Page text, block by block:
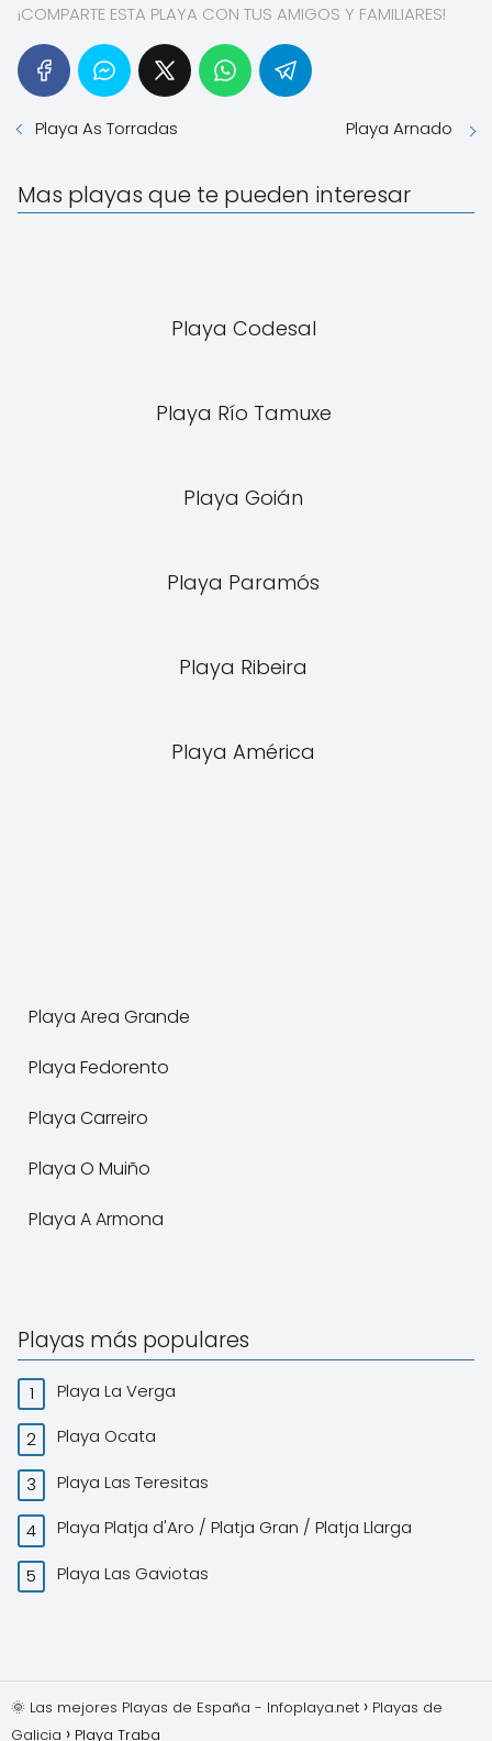
¡COMPARTE ESTA PLAYA CON TUS AMIGOS Y FAMILIARES!
Playa As Torradas Playa Arnado
Mas playas que te pueden interesar
Playa Codesal
Playa Río Tamuxe
Playa Goián
Playa Paramós
Playa Ribeira
Playa América
Playa Area Grande
Playa Fedorento
Playa Carreiro
Playa O Muiño
Playa A Armona
Playas más populares
Playa La Verga
Playa Ocata
Playa Las Teresitas
Playa Platja d'Aro / Platja Gran / Platja Llarga
Playa Las Gaviotas
🌞 Las mejores Playas de España - Infoplaya.net
Playas de
Galicia
Playa Traba